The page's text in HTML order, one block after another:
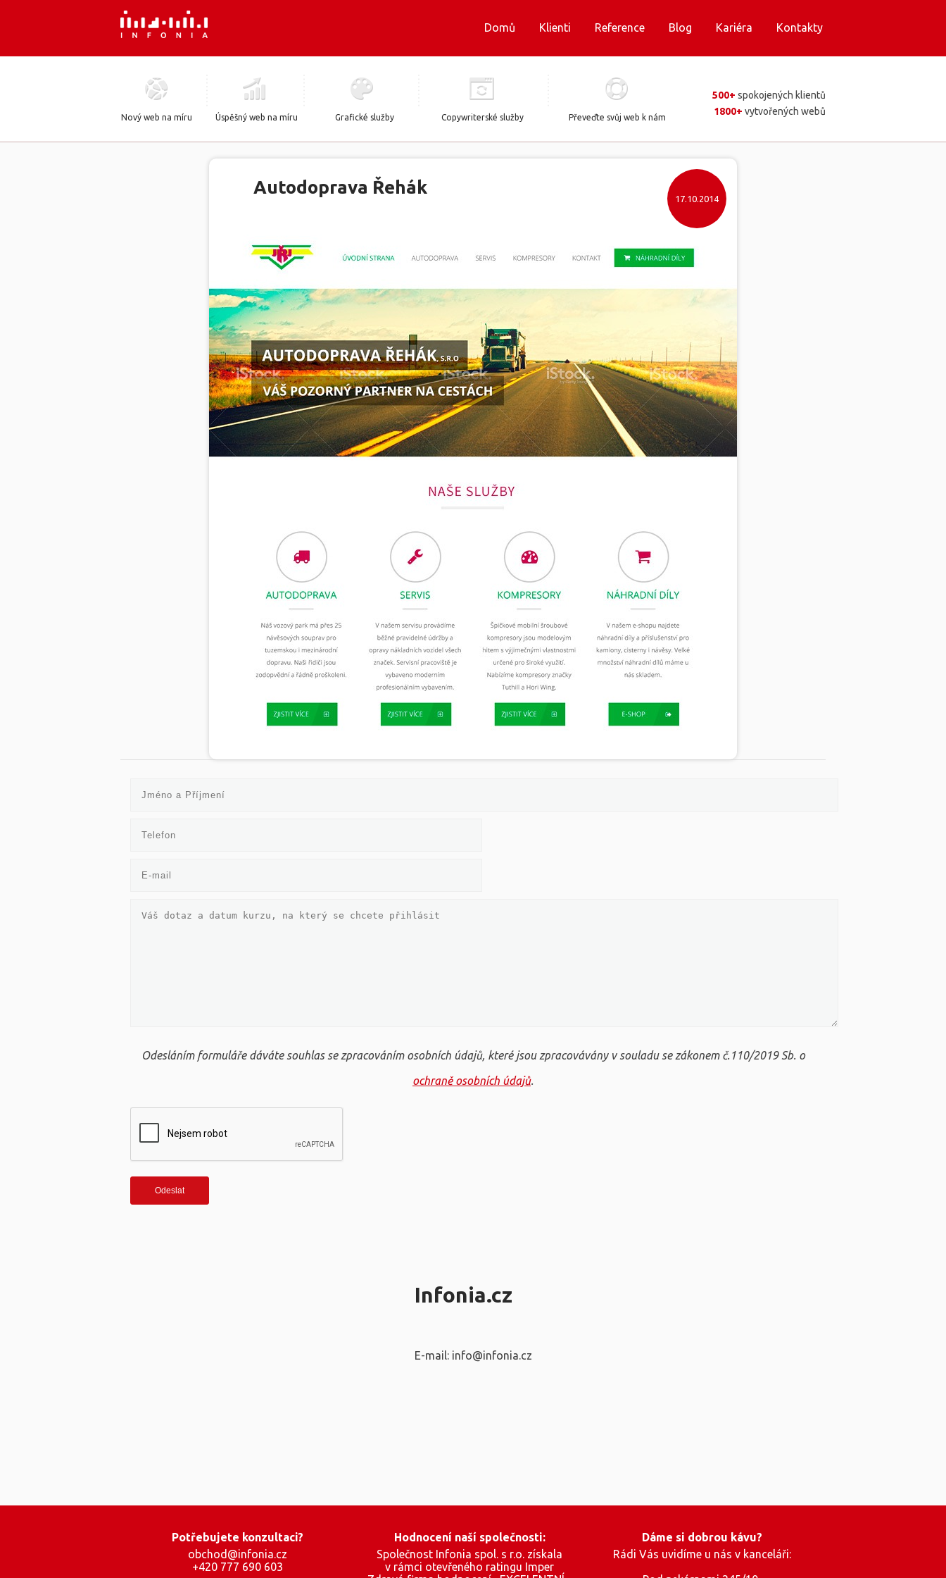
Autodoprava Řehák
17.10.2014
Odesláním formuláře dáváte souhlas se zpracováním osobních údajů, které jsou zpracovávány v souladu se zákonem č.110/2019 Sb. o
ochraně osobních údajů.
Infonia.cz
E-mail: info@infonia.cz
Nový web na míru Úspěšný web na míru Grafické služby Copywriterské služby Převeďte svůj web k nám
500+ spokojených klientů
1800+ vytvořených webů
Domů Klienti Reference Blog Kariéra Kontakty
Potřebujete konzultaci?
obchod@infonia.cz
+420 777 690 603
Hodnocení naší společnosti:
Společnost Infonia spol. s r.o. získala
v rámci otevřeného ratingu Imper
Dáme si dobrou kávu?
Rádi Vás uvidíme u nás v kanceláři: